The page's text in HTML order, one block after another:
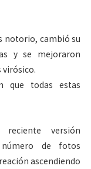
notorio, cambió su
y se mejoraron
virósico.
que todas estas
versión
de fotos
ascendiendo